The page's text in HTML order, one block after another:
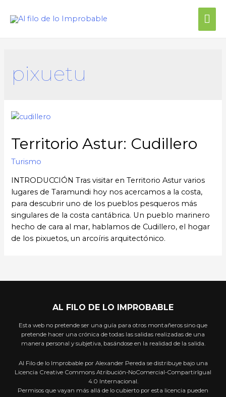
pixuetu
Territorio Astur: Cudillero
Turismo
INTRODUCCIÓN Tras visitar en Territorio Astur varios
lugares de Taramundi hoy nos acercamos a la costa,
para descubrir uno de los pueblos pesqueros más
singulares de la costa cantábrica. Un pueblo marinero
hecho de cara al mar, hablamos de Cudillero, el hogar
de los pixuetos, un arcoíris arquitectónico.
AL FILO DE LO IMPROBABLE
Esta web no pretende ser una guía para otros montañeros sino que
pretende hacer una crónica de todas las salidas realizadas de una
manera personal y subjetiva, basándose en la realidad de la salida.
Al Filo de lo Improbable por Alexander Pereda se distribuye bajo una
Licencia Creative Commons Atribución-NoComercial-CompartirIgual
4.0 Internacional.
Permisos que vayan más allá de lo cubierto por esta licencia pueden